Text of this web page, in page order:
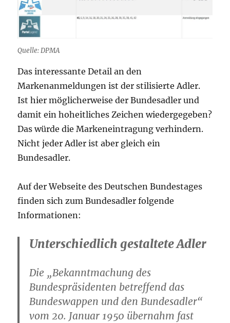
Quelle: DPMA
Das interessante Detail an den
Markenanmeldungen ist der stilisierte Adler.
Ist hier möglicherweise der Bundesadler und
damit ein hoheitliches Zeichen wiedergegeben?
Das würde die Markeneintragung verhindern.
Nicht jeder Adler ist aber gleich ein
Bundesadler.
Auf der Webseite des Deutschen Bundestages
finden sich zum Bundesadler folgende
Informationen:
Unterschiedlich gestaltete Adler
Die „Bekanntmachung des
Bundespräsidenten betreffend das
Bundeswappen und den Bundesadler“
vom 20. Januar 1950 übernahm fast